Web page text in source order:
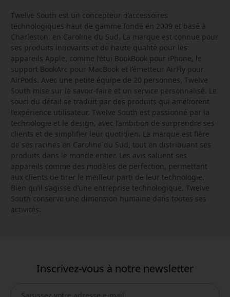
Twelve South est un concepteur d’accessoires
technologiques haut de gamme fondé en 2009 et basé à
Charleston, en Caroline du Sud. La marque est connue pour
ses produits innovants et de haute qualité pour les
appareils Apple, comme l’étui BookBook pour iPhone, le
support BookArc pour MacBook et l’émetteur AirFly pour
AirPods. Avec une petite équipe de 20 personnes, Twelve
South mise sur le savoir-faire et un service personnalisé. Le
souci du détail se traduit par des produits qui améliorent
l’expérience utilisateur. Twelve South est passionné par la
technologie et le design, avec l’ambition de surprendre ses
clients et de simplifier leur quotidien. La marque est fière
de ses racines en Caroline du Sud, tout en distribuant ses
produits dans le monde entier. Les avis saluent ses
appareils comme des modèles de perfection, permettant
aux clients de tirer le meilleur parti de leur technologie.
Bien qu’il s’agisse d’une entreprise technologique, Twelve
South conserve une dimension humaine dans toutes ses
activités.
Inscrivez-vous à notre newsletter